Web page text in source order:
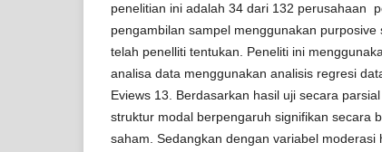
penelitian ini adalah 34 dari 132 perusahaan
pengambilan sampel menggunakan
telah penelliti tentukan. Peneliti ini
analisa data menggunakan analisis regresi
Eviews 13. Berdasarkan hasil uji secara
struktur modal berpengaruh signifikan secara
saham. Sedangkan dengan variabel moderasi